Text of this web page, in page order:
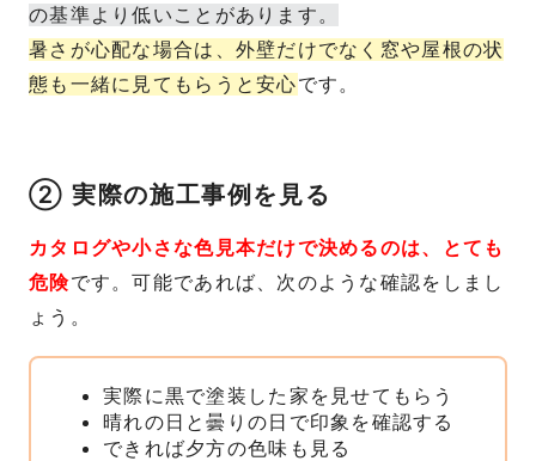
の基準より低いことがあります。
暑さが心配な場合は、外壁だけでなく窓や屋根の状
態も一緒に見てもらうと安心です。
② 実際の施工事例を見る
カタログや小さな色見本だけで決めるのは、とても
危険です。可能であれば、次のような確認をしまし
ょう。
実際に黒で塗装した家を見せてもらう
晴れの日と曇りの日で印象を確認する
できれば夕方の色味も見る